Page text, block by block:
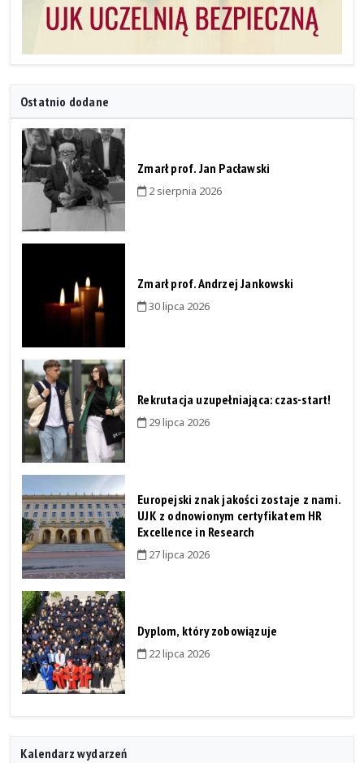
Ostatnio dodane
Zmarł prof. Jan Pacławski
2 sierpnia 2026
Zmarł prof. Andrzej Jankowski
30 lipca 2026
Rekrutacja uzupełniająca: czas-start!
29 lipca 2026
Europejski znak jakości zostaje z nami.
UJK z odnowionym certyfikatem HR
Excellence in Research
27 lipca 2026
Dyplom, który zobowiązuje
22 lipca 2026
Kalendarz wydarzeń